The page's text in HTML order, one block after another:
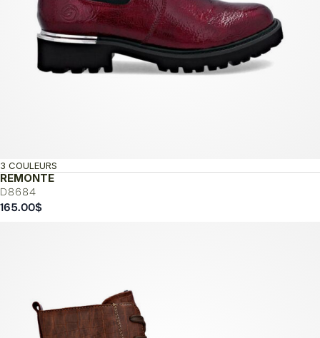
REMONTE
D8684
3 COULEURS
165.00$